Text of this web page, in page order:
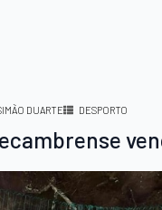
DUARTE DESPORTO